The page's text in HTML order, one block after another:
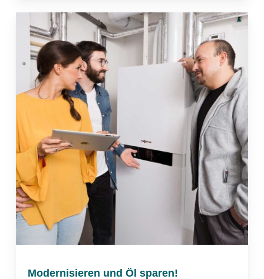
Modernisieren und Öl sparen!